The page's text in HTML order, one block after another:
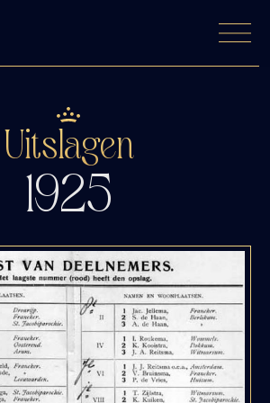
Kaartverkoop
Uitslagen
1925